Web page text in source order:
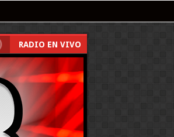
RADIO EN VIVO